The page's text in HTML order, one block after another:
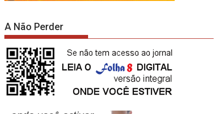
A Não Perder